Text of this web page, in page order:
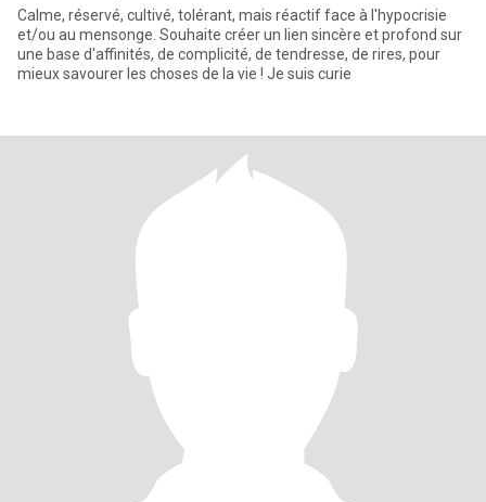
Calme, réservé, cultivé, tolérant, mais réactif face à l'hypocrisie
et/ou au mensonge. Souhaite créer un lien sincère et profond sur
une base d'affinités, de complicité, de tendresse, de rires, pour
mieux savourer les choses de la vie ! Je suis curie